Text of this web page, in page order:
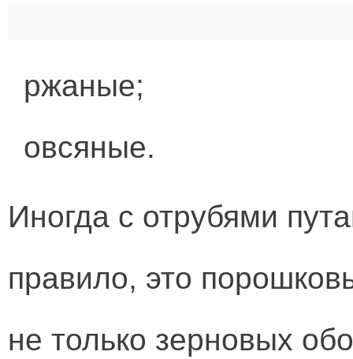
ржаные;
овсяные.
Иногда с отрубями
правило, это
не только зерновых